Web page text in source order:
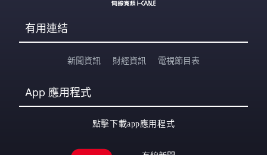
有用連結
新聞資訊 財經資訊 電視節目表
App 應用程式
點擊下載app應用程式